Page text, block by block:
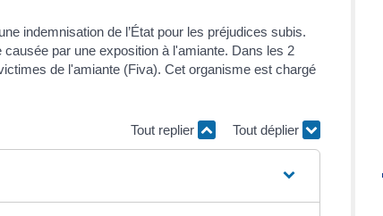
indemnisation de l’État pour les préjudices subis.
par une exposition à l'amiante. Dans les 2
de l'amiante (Fiva). Cet organisme est chargé
Tout replier Tout déplier